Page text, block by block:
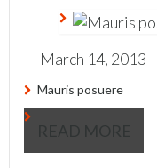
March 14, 2013
Mauris posuere
READ MORE